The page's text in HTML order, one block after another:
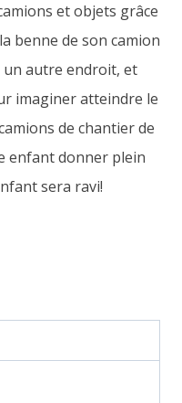
et objets grâce
benne de son camion
autre endroit, et
imaginer atteindre le
de chantier de
enfant donner plein
sera ravi!